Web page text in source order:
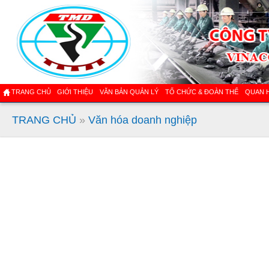
TRANG CHỦ GIỚI THIỆU VĂN BẢN QUẢN LÝ TỔ CHỨC & ĐOÀN THỂ QUAN
TRANG CHỦ » Văn hóa doanh nghiệp